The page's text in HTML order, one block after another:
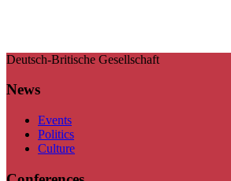
Deutsch-Britische Gesellschaft
News
Events
Politics
Culture